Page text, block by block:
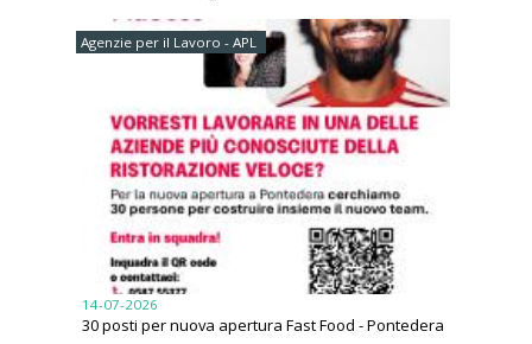
Agenzie per il Lavoro - APL
14-07-2026
30 posti per nuova apertura Fast Food - Pontedera